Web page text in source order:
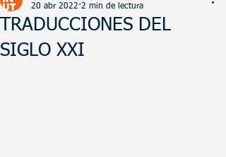
TRADUCCIONES DEL
SIGLO XXI
20 abr 2022 2 min de lectura